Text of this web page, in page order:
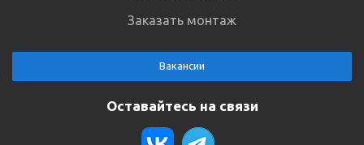
Заказать монтаж
Вакансии
Оставайтесь на связи